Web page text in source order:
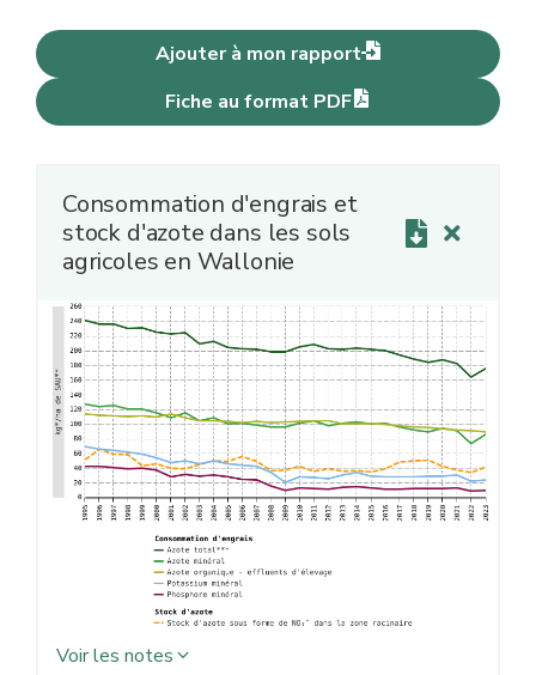
Ajouter à mon rapport
Fiche au format PDF
Consommation d'engrais et
stock d'azote dans les sols
agricoles en Wallonie
Voir les notes